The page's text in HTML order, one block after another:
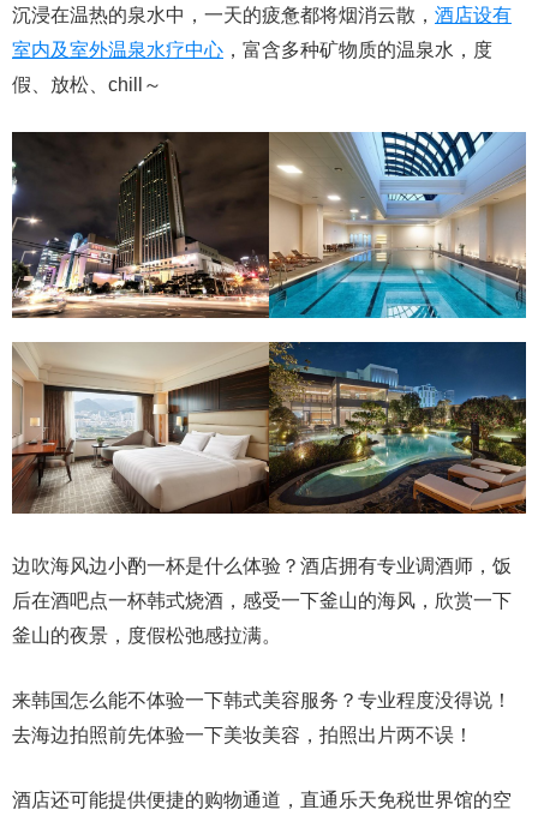
沉浸在温热的泉水中，一天的疲惫都将烟消云散， 酒店设有
室内及室外温泉水疗中心 ，富含多种矿物质的温泉水，度
假、放松、chill～
边吹海风边小酌一杯是什么体验？酒店拥有专业调酒师，饭
后在酒吧点一杯韩式烧酒，感受一下釜山的海风，欣赏一下
釜山的夜景，度假松弛感拉满。
来韩国怎么能不体验一下韩式美容服务？专业程度没得说！
去海边拍照前先体验一下美妆美容，拍照出片两不误！
酒店还可能提供便捷的购物通道，直通乐天免税世界馆的空